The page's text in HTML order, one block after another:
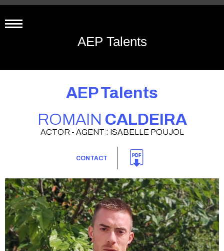
AEP Talents
AEP Talents
ROMAIN CALDEIRA
ACTOR - AGENT : ISABELLE POUJOL
CONTACT